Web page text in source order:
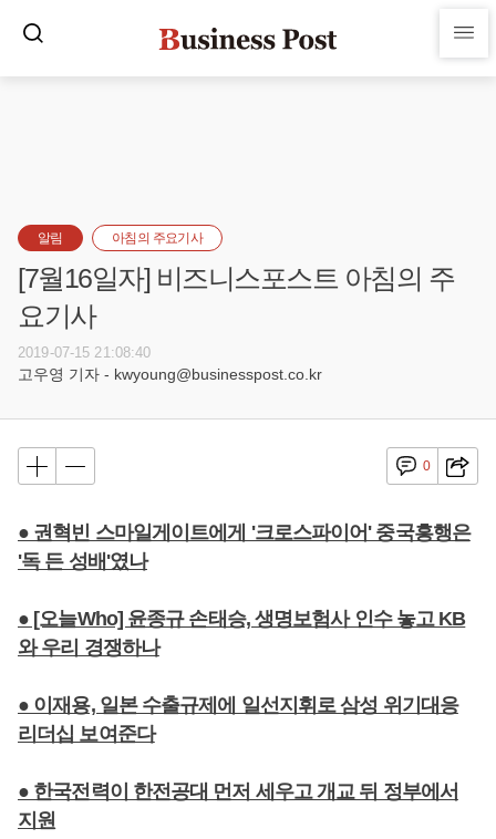
알림 아침의 주요기사
[7월16일자] 비즈니스포스트 아침의 주
요기사
2019-07-15 21:08:40
고우영 기자 - kwyoung@businesspost.co.kr
0
● 권혁빈 스마일게이트에게 '크로스파이어' 중국흥행은
'독 든 성배'였나
● [오늘Who] 윤종규 손태승, 생명보험사 인수 놓고 KB
와 우리 경쟁하나
● 이재용, 일본 수출규제에 일선지휘로 삼성 위기대응
리더십 보여준다
● 한국전력이 한전공대 먼저 세우고 개교 뒤 정부에서
지원